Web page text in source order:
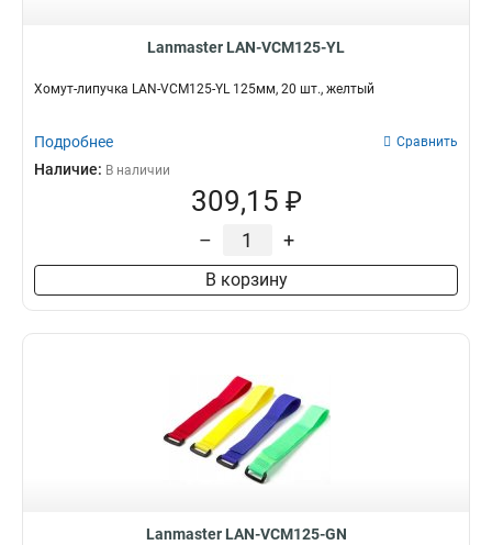
Lanmaster LAN-VCM125-YL
Хомут-липучка LAN-VCM125-YL 125мм, 20 шт., желтый
Подробнее Сравнить
Наличие: В наличии
309,15 ₽
– +
В корзину
Lanmaster LAN-VCM125-GN